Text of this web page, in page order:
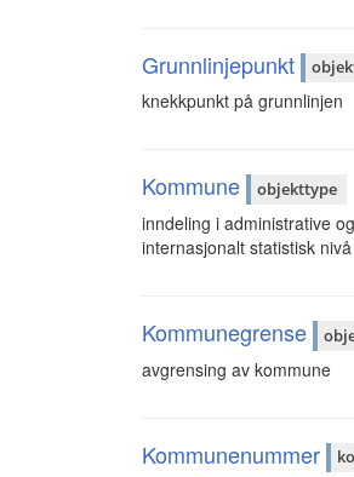
Grunnlinjepunkt
knekkpunkt på grunnlinjen
Kommune objekttype
inndeling i administrative
internasjonalt statistisk nivå
Kommunegrense
avgrensing av kommune
Kommunenummer